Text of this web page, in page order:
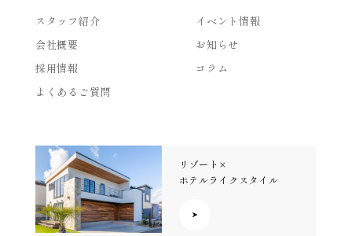
スタッフ紹介
会社概要
採用情報
よくあるご質問
イベント情報
お知らせ
コラム
リゾート×
ホテルライクスタイル